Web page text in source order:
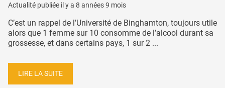
Actualité publiée il y a 8 années 9 mois
C’est un rappel de l’Université de Binghamton, toujours utile
alors que 1 femme sur 10 consomme de l’alcool durant sa
grossesse, et dans certains pays, 1 sur 2 ...
LIRE LA SUITE